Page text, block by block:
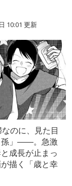
10:01 更新
のに、見た目
孫」――。急激
成長が止まっ
描く「歳と幸